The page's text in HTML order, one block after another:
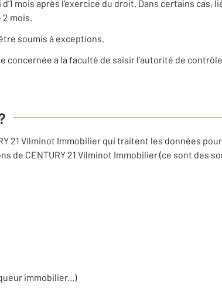
mois après l’exercice du droit. Dans certains cas,
mois.
soumis à exceptions.
a la faculté de saisir l’autorité de
21 Vilminot Immobilier qui traitent les données
CENTURY 21 Vilminot Immobilier (ce sont des
immobilier...)